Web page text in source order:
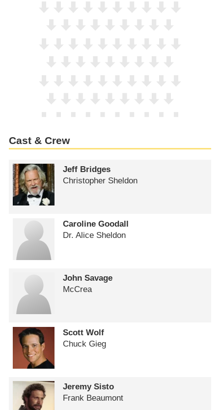
Cast & Crew
Jeff Bridges
Christopher Sheldon
Caroline Goodall
Dr. Alice Sheldon
John Savage
McCrea
Scott Wolf
Chuck Gieg
Jeremy Sisto
Frank Beaumont